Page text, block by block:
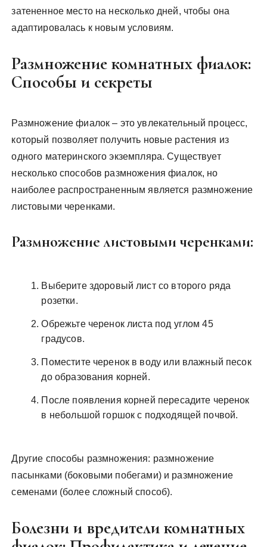
затененное место на несколько дней, чтобы она
адаптировалась к новым условиям.
Размножение комнатных фиалок:
Способы и секреты
Размножение фиалок – это увлекательный процесс,
который позволяет получить новые растения из
одного материнского экземпляра. Существует
несколько способов размножения фиалок, но
наиболее распространенным является размножение
листовыми черенками.
Размножение листовыми черенками:
Выберите здоровый лист со второго ряда
розетки.
Обрежьте черенок листа под углом 45
градусов.
Поместите черенок в воду или влажный песок
до образования корней.
После появления корней пересадите черенок
в небольшой горшок с подходящей почвой.
Другие способы размножения: размножение
пасынками (боковыми побегами) и размножение
семенами (более сложный способ).
Болезни и вредители комнатных